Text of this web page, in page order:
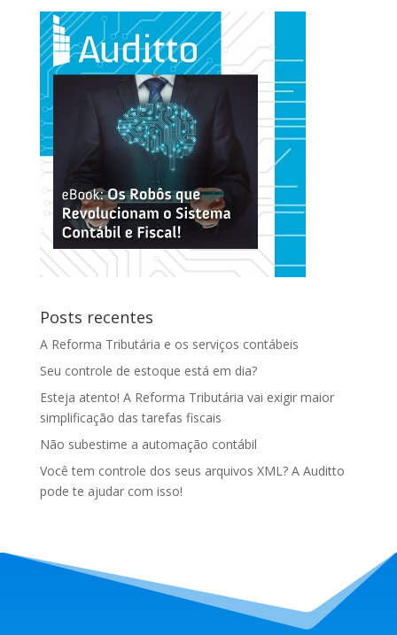
Posts recentes
A Reforma Tributária e os serviços contábeis
Seu controle de estoque está em dia?
Esteja atento! A Reforma Tributária vai exigir maior
simplificação das tarefas fiscais
Não subestime a automação contábil
Você tem controle dos seus arquivos XML? A Auditto
pode te ajudar com isso!